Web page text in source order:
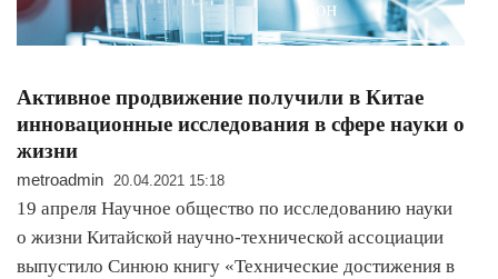
Активное продвижение получили в Китае
инновационные исследования в сфере науки о
жизни
metroadmin 20.04.2021 15:18
19 апреля Научное общество по исследованию науки
о жизни Китайской научно-технической ассоциации
выпустило Синюю книгу «Технические достижения в